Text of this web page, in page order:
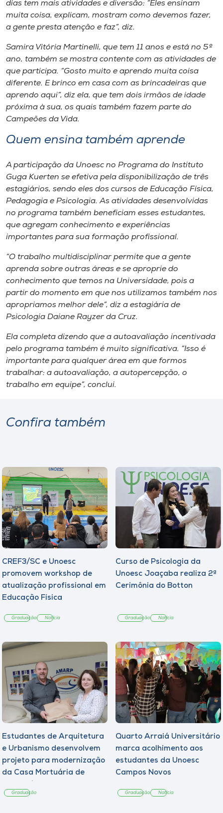
dias tem mais atividades e diversão: “Eles ensinam
muita coisa, explicam, mostram como devemos fazer,
a gente presta atenção e faz”, diz.
Samira Vitória Martinelli, que tem 11 anos e está no 5º
ano, também se mostra contente com as atividades de
que participa. “Gosto muito e aprendo muita coisa
diferente. E brinco em casa com as brincadeiras que
aprendo aqui”, diz ela, que tem dois irmãos de idade
próxima à sua, os quais também fazem parte do
Campeões da Vida.
Quem ensina também aprende
A participação da Unoesc no Programa do Instituto
Guga Kuerten se efetiva pela disponibilização de três
estagiários, sendo eles dos cursos de Educação Física,
Pedagogia e Psicologia. As atividades desenvolvidas
no programa também beneficiam esses estudantes,
que agregam conhecimento e experiências
importantes para sua formação profissional.
“O trabalho multidisciplinar permite que a gente
aprenda sobre outras áreas e se aproprie do
conhecimento que temos na Universidade, pois a
partir do momento em que nos utilizamos também nos
apropriamos melhor dele”, diz a estagiária de
Psicologia Daiane Rayzer da Cruz.
Ela completa dizendo que a autoavaliação incentivada
pelo programa também é muito significativa. “Isso é
importante para qualquer área em que formos
trabalhar: a autoavaliação, a autopercepção, o
trabalho em equipe”, conclui.
Confira também
CREF3/SC e Unoesc
promovem workshop de
atualização profissional em
Educação Física
Graduação Notícia
Curso de Psicologia da
Unoesc Joaçaba realiza 2ª
Cerimônia do Botton
Graduação Notícia
Estudantes de Arquitetura
e Urbanismo desenvolvem
projeto para modernização
da Casa Mortuária de
Graduação
Quarto Arraiá Universitário
marca acolhimento aos
estudantes da Unoesc
Campos Novos
Graduação Notícia